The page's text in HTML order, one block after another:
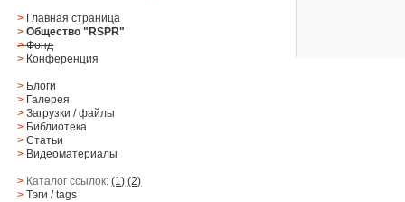
> Главная страница
> Общество "RSPR"
> Фонд
> Конференция
> Блоги
> Галерея
> Загрузки/файлы
> Библиотека
> Статьи
> Видеоматериалы
> Каталог ссылок:(1) (2)
> Тэги/ tags